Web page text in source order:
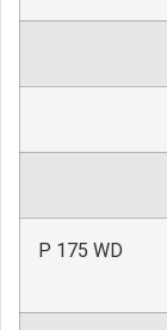
P 175 WD